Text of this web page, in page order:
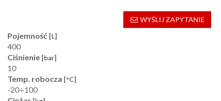
WYŚLIJ ZAPYTANIE
Pojemność [L]
400
Ciśnienie [bar]
10
Temp. robocza [°C]
-20÷100